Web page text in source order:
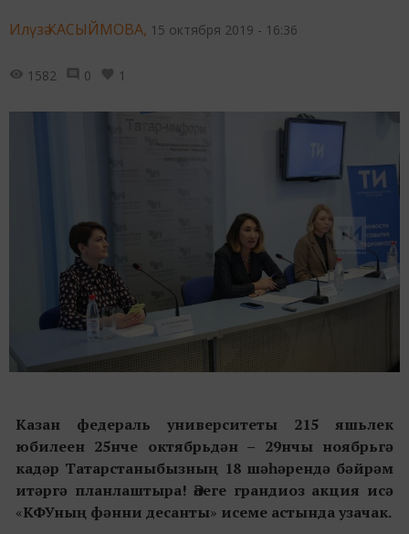
Илүзә КАСЫЙМОВА, 15 октября 2019 - 16:36
1582 0 1
Казан федераль университеты 215 яшьлек
юбилеен 25нче октябрьдән – 29нчы ноябрьгә
кадәр Татарстаныбызның 18 шәһәрендә бәйрәм
итәргә планлаштыра! Әлеге грандиоз акция исә
«КФУның фәнни десанты» исеме астында узачак.